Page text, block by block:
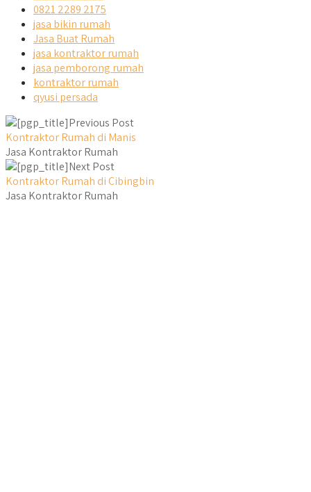
0821 2289 2175
jasa bikin rumah
Jasa Buat Rumah
jasa kontraktor rumah
jasa pemborong rumah
kontraktor rumah
qyusi persada
Previous Post
Kontraktor Rumah di Manis
Jasa Kontraktor Rumah
Next Post
Kontraktor Rumah di Cibingbin
Jasa Kontraktor Rumah